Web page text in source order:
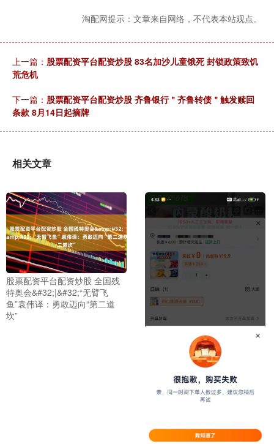
淘配网提示：文章来自网络，不代表本站观点。
上一篇： 股票配资平台配资炒股 83名加沙儿童饿死 封锁政策致饥
荒危机
下一篇： 股票配资平台配资炒股 齐鲁银行＂齐鲁转债＂触发赎回
条款 8月14日起摘牌
相关文章
股票配资平台配资炒股 全国残
特奥会&#32;|&#32;“无臂飞
鱼”袁伟译：勇敢迈向“第二道
坎”